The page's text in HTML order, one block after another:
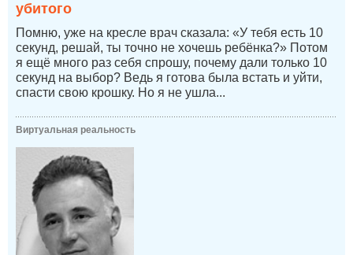
убитого
Помню, уже на кресле врач сказала: «У тебя есть 10
секунд, решай, ты точно не хочешь ребёнка?» Потом
я ещё много раз себя спрошу, почему дали только 10
секунд на выбор? Ведь я готова была встать и уйти,
спасти свою крошку. Но я не ушла...
Виртуальная реальность